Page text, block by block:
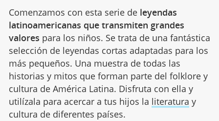
Comenzamos con esta serie de leyendas
latinoamericanas que transmiten grandes
valores para los niños. Se trata de una fantástica
selección de leyendas cortas adaptadas para los
más pequeños. Una muestra de todas las
historias y mitos que forman parte del folklore y
cultura de América Latina. Disfruta con ella y
utilízala para acercar a tus hijos la literatura y
cultura de diferentes países.